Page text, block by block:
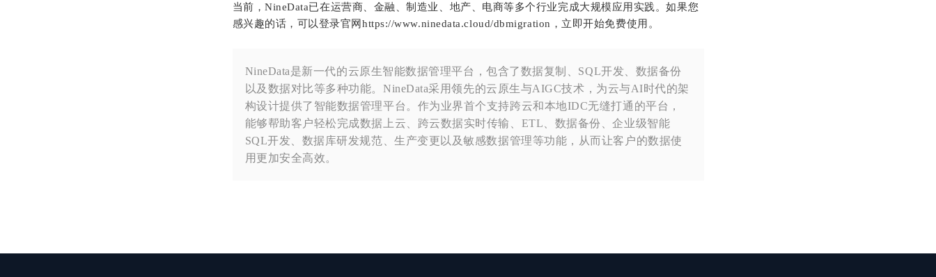
当前，NineData已在运营商、金融、制造业、地产、电商等多个行业完成大规模应用实践。如果您
感兴趣的话，可以登录官网https://www.ninedata.cloud/dbmigration，立即开始免费使用。
NineData是新一代的云原生智能数据管理平台，包含了数据复制、SQL开发、数据备份
以及数据对比等多种功能。NineData采用领先的云原生与AIGC技术，为云与AI时代的架
构设计提供了智能数据管理平台。作为业界首个支持跨云和本地IDC无缝打通的平台，
能够帮助客户轻松完成数据上云、跨云数据实时传输、ETL、数据备份、企业级智能
SQL开发、数据库研发规范、生产变更以及敏感数据管理等功能，从而让客户的数据使
用更加安全高效。